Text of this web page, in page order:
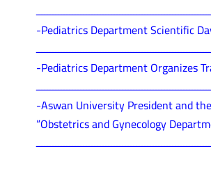
-Pediatrics Department Scientific
-Pediatrics Department Organizes
-Aswan University President and
”Obstetrics and Gynecology